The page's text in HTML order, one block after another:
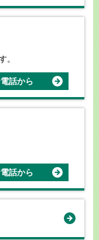
。
話から
話から